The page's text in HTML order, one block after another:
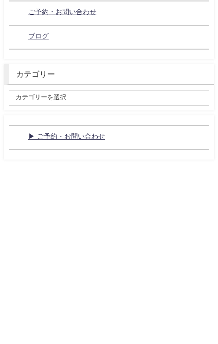
ご予約・お問い合わせ
ブログ
カテゴリー
▶ ご予約・お問い合わせ